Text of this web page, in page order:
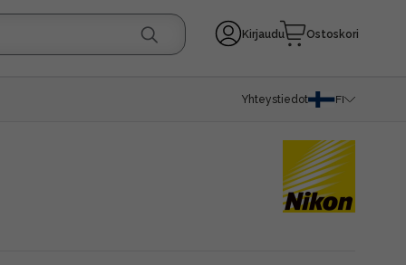
Kirjaudu Ostoskori
Yhteystiedot FI